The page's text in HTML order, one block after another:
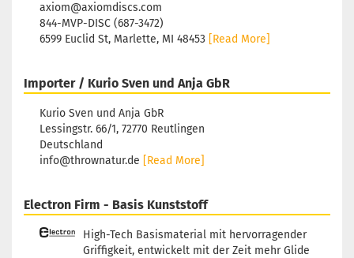
axiom@axiomdiscs.com
844-MVP-DISC (687-3472)
6599 Euclid St, Marlette, MI 48453 [Read More]
Importer / Kurio Sven und Anja GbR
Kurio Sven und Anja GbR
Lessingstr. 66/1, 72770 Reutlingen
Deutschland
info@thrownatur.de [Read More]
Electron Firm - Basis Kunststoff
High-Tech Basismaterial mit hervorragender
Griffigkeit, entwickelt mit der Zeit mehr Glide